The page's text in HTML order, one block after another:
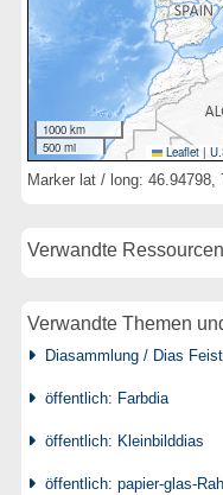
1000 km
500 mi
Leaflet |
Marker lat / long: 46.94798,
Verwandte Ressourcen
Verwandte Themen
Diasammlung / Dias Feist
öffentlich: Farbdia
öffentlich: Kleinbilddias
öffentlich: papier-glas-